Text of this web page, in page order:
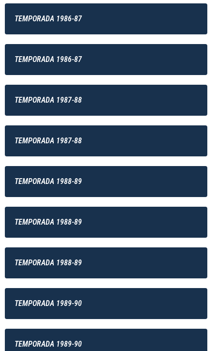
TEMPORADA 1986-87
TEMPORADA 1986-87
TEMPORADA 1987-88
TEMPORADA 1987-88
TEMPORADA 1988-89
TEMPORADA 1988-89
TEMPORADA 1988-89
TEMPORADA 1989-90
TEMPORADA 1989-90